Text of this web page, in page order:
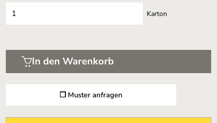
❐ Muster anfragen
Karton
In den Warenkorb